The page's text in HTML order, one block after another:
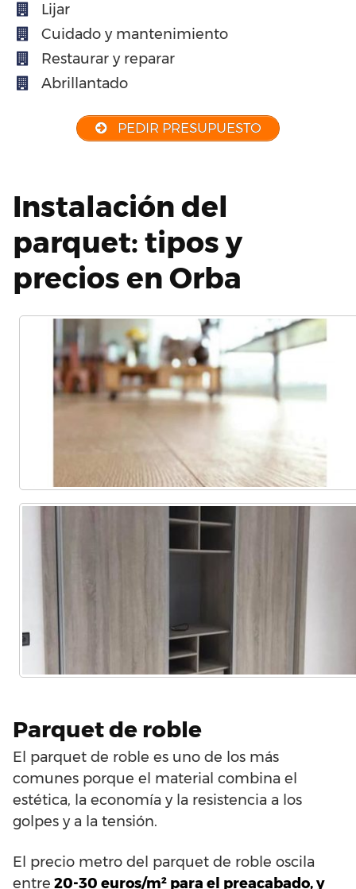
Lijar
Cuidado y mantenimiento
Restaurar y reparar
Abrillantado
PEDIR PRESUPUESTO
Instalación del
parquet: tipos y
precios en Orba
Parquet de roble
El parquet de roble es uno de los más
comunes porque el material combina el
estética, la economía y la resistencia a los
golpes y a la tensión.
El precio metro del parquet de roble oscila
entre 20-30 euros/m² para el preacabado, y